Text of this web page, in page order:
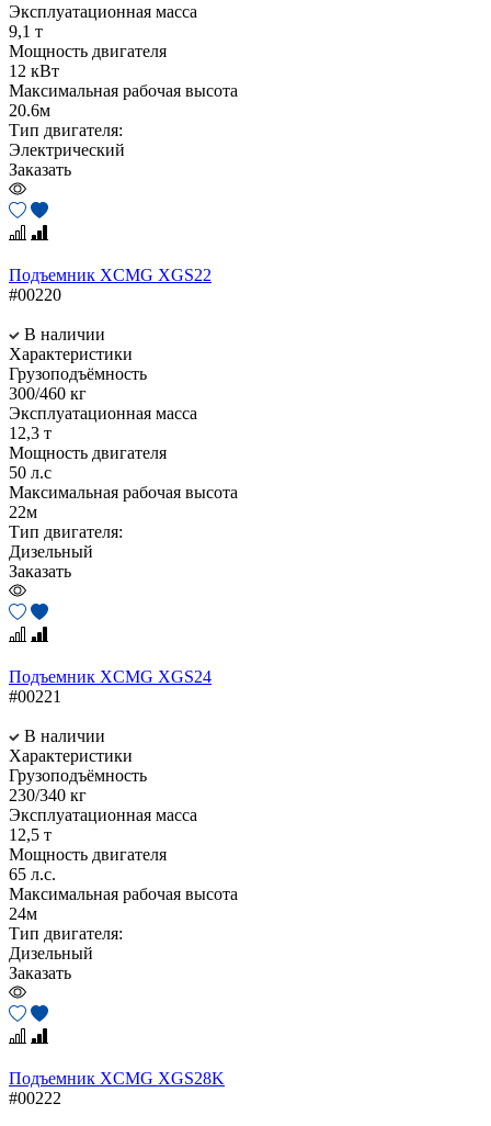
Эксплуатационная масса
9,1 т
Мощность двигателя
12 кВт
Максимальная рабочая высота
20.6м
Тип двигателя:
Электрический
Заказать
Подъемник XCMG XGS22
#00220
В наличии
Характеристики
Грузоподъёмность
300/460 кг
Эксплуатационная масса
12,3 т
Мощность двигателя
50 л.с
Максимальная рабочая высота
22м
Тип двигателя:
Дизельный
Заказать
Подъемник XCMG XGS24
#00221
В наличии
Характеристики
Грузоподъёмность
230/340 кг
Эксплуатационная масса
12,5 т
Мощность двигателя
65 л.с.
Максимальная рабочая высота
24м
Тип двигателя:
Дизельный
Заказать
Подъемник XCMG XGS28K
#00222